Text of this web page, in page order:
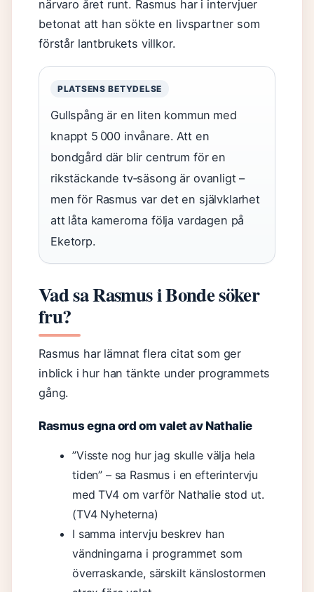
närvaro året runt. Rasmus har i intervjuer
betonat att han sökte en livspartner som
förstår lantbrukets villkor.
PLATSENS BETYDELSE
Gullspång är en liten kommun med
knappt 5 000 invånare. Att en
bondgård där blir centrum för en
rikstäckande tv‑säsong är ovanligt –
men för Rasmus var det en självklarhet
att låta kamerorna följa vardagen på
Eketorp.
Vad sa Rasmus i Bonde söker
fru?
Rasmus har lämnat flera citat som ger
inblick i hur han tänkte under programmets
gång.
Rasmus egna ord om valet av Nathalie
”Visste nog hur jag skulle välja hela
tiden” – sa Rasmus i en efterintervju
med TV4 om varför Nathalie stod ut.
(TV4 Nyheterna)
I samma intervju beskrev han
vändningarna i programmet som
överraskande, särskilt känslostormen